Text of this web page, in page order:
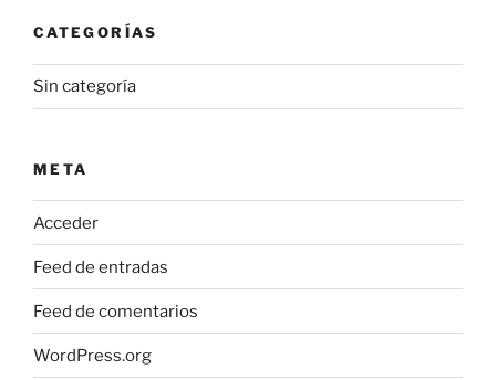
CATEGORÍAS
Sin categoría
META
Acceder
Feed de entradas
Feed de comentarios
WordPress.org